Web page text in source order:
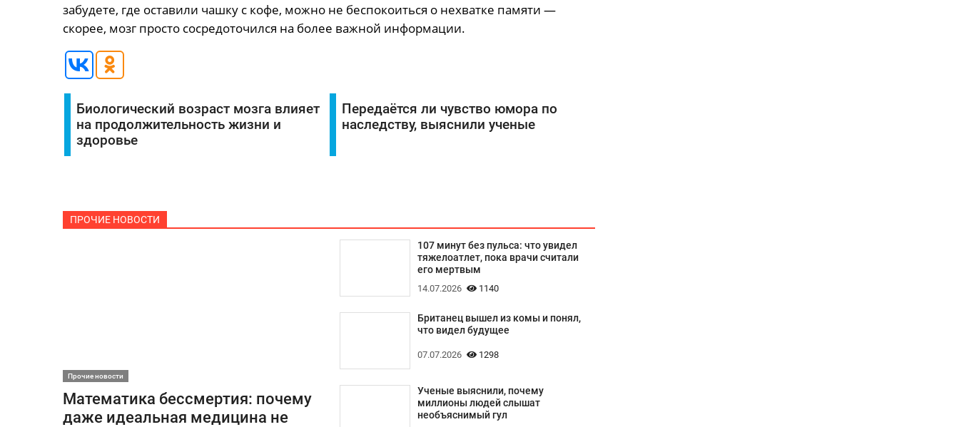
забудете, где оставили чашку с кофе, можно не беспокоиться о нехватке памяти —
скорее, мозг просто сосредоточился на более важной информации.
Биологический возраст мозга влияет
на продолжительность жизни и
здоровье
Передаётся ли чувство юмора по
наследству, выяснили ученые
ПРОЧИЕ НОВОСТИ
Прочие новости
Математика бессмертия: почему
даже идеальная медицина не
107 минут без пульса: что увидел
тяжелоатлет, пока врачи считали
его мертвым
14.07.2026 1140
Британец вышел из комы и понял,
что видел будущее
07.07.2026 1298
Ученые выяснили, почему
миллионы людей слышат
необъяснимый гул